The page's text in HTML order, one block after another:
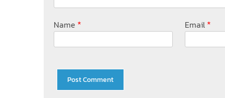
Name * Email *